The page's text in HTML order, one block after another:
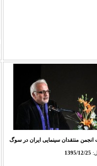
انجمن منتقدان سینمایی ایران در سوگ
1395/12/25